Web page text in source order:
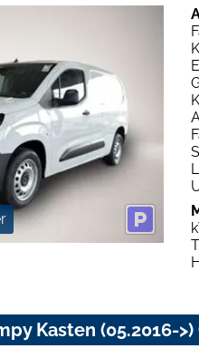
Kasten (05.2016->)